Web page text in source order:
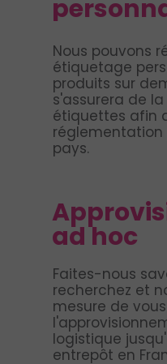
Faites-nous
recherchez et
mesure de
logistique
entrepôt en
ad hoc
Nous pouvons
étiquetage
produits sur
s'assurera de
étiquettes afin
pays.